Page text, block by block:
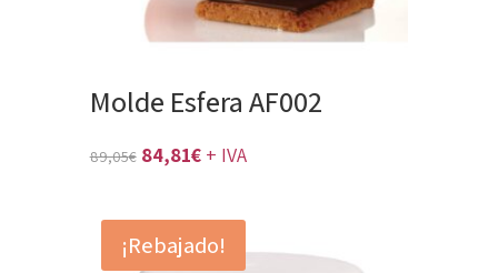
Molde Esfera AF002
89,05€ El
original
era:
84,81€El
actual
es:
+ IVA
¡Rebajado!